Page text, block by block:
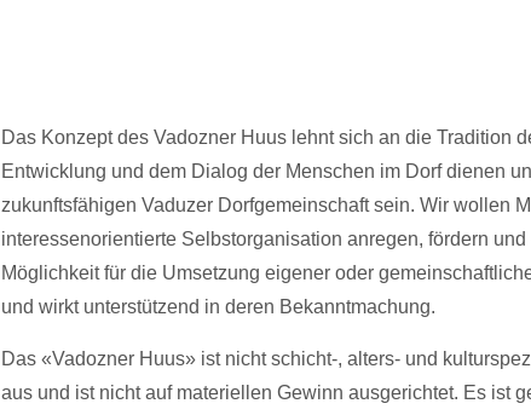
Das Konzept des Vadozner Huus lehnt sich an die Tradition
Entwicklung und dem Dialog der Menschen im Dorf dienen
zukunftsfähigen Vaduzer Dorfgemeinschaft sein. Wir wollen
interessenorientierte Selbstorganisation anregen, fördern
Möglichkeit für die Umsetzung eigener oder
und wirkt unterstützend in deren Bekanntmachung.
Das «Vadozner Huus» ist nicht schicht-, alters- und
aus und ist nicht auf materiellen Gewinn ausgerichtet. Es ist